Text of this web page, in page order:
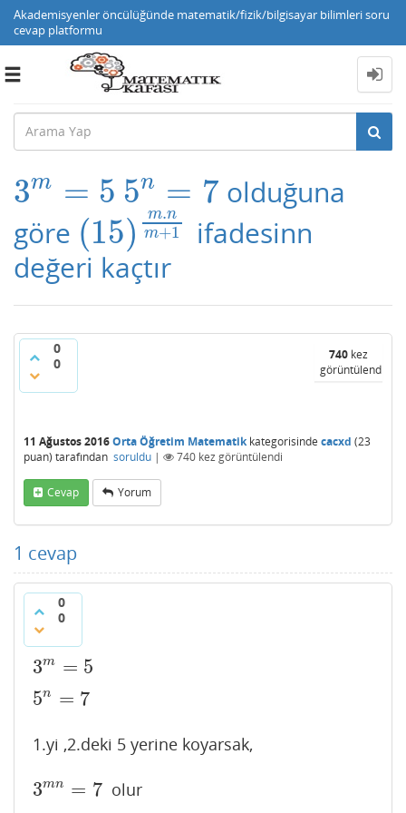
Akademisyenler öncülüğünde matematik/fizik/bilgisayar bilimleri soru
cevap platformu
Toggle
3m = 5
3m =5 5n = 7
5n =7
olduğuna
göre (15) m.n
m+1
(15)m.nm+1
ifadesinn
değeri kaçtır
0
0
740 kez
görüntülendi
11 Ağustos 2016Orta Öğretim Matematikkategorisinde cacxd (23
puan) tarafından soruldu | 740 kez görüntülendi
Cevap Yorum
1 cevap
0
0
3m = 5
3m =5
5n = 7
5n =7
1.yi ,2.deki 5 yerine koyarsak,
3mn = 7
3mn =7 olur